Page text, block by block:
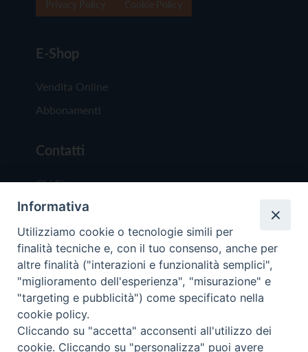
E-Shop
Vendita Online
Abbonamenti
Contatti
Chi Siamo
Redazione
Scrivici
Copyright © 2019 - Tutti i diritti riservati - Vita
Trentina Editrice
Informativa
Utilizziamo cookie o tecnologie simili per
finalità tecniche e, con il tuo consenso, anche per
altre finalità ("interazioni e funzionalità semplici",
"miglioramento dell'esperienza", "misurazione" e
"targeting e pubblicità") come specificato nella
cookie policy.
Cliccando su "accetta" acconsenti all'utilizzo dei
cookie. Cliccando su "personalizza" puoi avere